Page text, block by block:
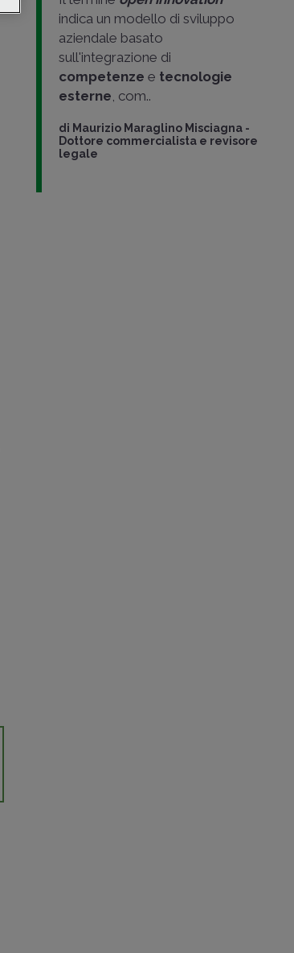
indica un modello di sviluppo
aziendale basato
sull'integrazione di
competenze e tecnologie
esterne, com..
di Maurizio Maraglino Misciagna -
Dottore commercialista e revisore
legale